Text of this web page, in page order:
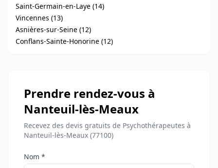
Saint-Germain-en-Laye (14)
Vincennes (13)
Asnières-sur-Seine (12)
Conflans-Sainte-Honorine (12)
Prendre rendez-vous à
Nanteuil-lès-Meaux
Recevez des devis gratuits de Psychothérapeutes à
Nanteuil-lès-Meaux (77100)
Nom *